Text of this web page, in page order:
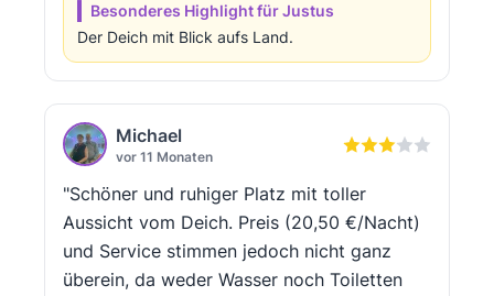
Besonderes Highlight für Justus
Der Deich mit Blick aufs Land.
Michael
vor 11 Monaten
"Schöner und ruhiger Platz mit toller
Aussicht vom Deich. Preis (20,50 €/Nacht)
und Service stimmen jedoch nicht ganz
überein, da weder Wasser noch Toiletten